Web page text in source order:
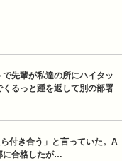
先輩が私達の所にハイタッ
るっと踵を返して別の部署
付き合う」と言っていた。A
に合格したが…